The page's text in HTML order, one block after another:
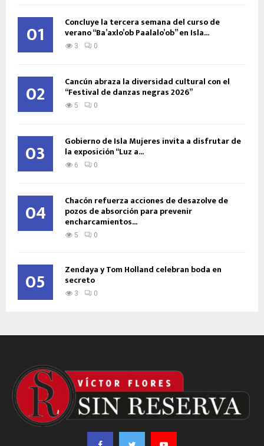
01 Concluye la tercera semana del curso de
verano “Ba’axlo’ob Paalalo’ob” en Isla...
3 0
02 Cancún abraza la diversidad cultural con el
“Festival de danzas negras 2026”
5 0
03 Gobierno de Isla Mujeres invita a disfrutar de
la exposición “Luz a...
6 0
04 Chacón refuerza acciones de desazolve de
pozos de absorción para prevenir
encharcamientos...
5 0
05 Zendaya y Tom Holland celebran boda en
secreto
3 0